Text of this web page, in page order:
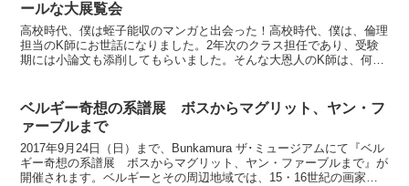
ールな大展覧会
高校時代、僕は蛭子能収のマンガと出会った！高校時代、僕は、倫理
担当のK師にお世話になりました。2年次のクラス担任であり、受験
期には小論文も添削してもらいました。そんな大恩人のK師は、何と
ベルギー奇想の系譜展 ボスからマグリット、ヤン・フ
ァーブルまで
2017年9月24日（日）まで、Bunkamura ザ･ミュージアムにて『ベル
ギー奇想の系譜展 ボスからマグリット、ヤン・ファーブルまで』が
開催されます。ベルギーとその周辺地域では、15・16世紀の画家ヒ